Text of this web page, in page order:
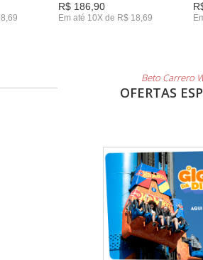
R$ 186,90
Em até 10X de R$ 18,69
Beto Carrero
OFERTAS